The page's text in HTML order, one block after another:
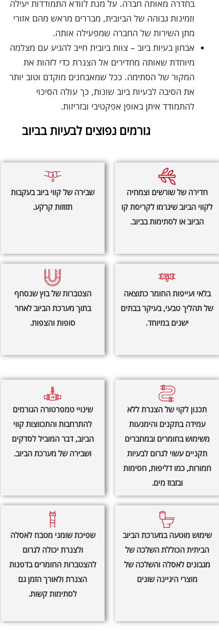
בחדרה מאותה חברה. על מנת לוודא התמודדות יעילה
וזמינות גבוהה של הביובית, מבררים מראש מהם אזורי
מתן השירות של החברה שמפעילה אותה.
אבחון בעיות ביוב – צוות ביובית חייב להגיע עם מצלמה
מיוחדת שאותה מחדירים אל הצנרת כדי לזהות את
המקור של הסתימה. ככל שמאבחנים מוקדם וטוב יותר
את הסיבה לבעיות ביוב שונות, כך עולה הסיכוי
להתמודד איתן באופן אפקטיבי ובזריזות.
גורמים נפוצים לבעיות בביוב
חדירה של שורשים וצמחיה
לקווי הביוב שיגרמו לקריסת קו
הביוב או לסתימות בביוב.
שבירה של קווי ביוב בעקבות
תזוזות קרקע.
בלאי ועייפות החומר כתוצאה
של תהליך טבעי, בעיקר בבתים
ישנים במיוחד.
הצטברות של בוץ שנסחף
בתוך מערכת הביוב לאחר
סופות והצפות.
תכנון לקוי של הצנרת ללא
עמידה בתקנים והימנעות
משימוש בחומרים ובמחברים
תקניים עשוי לגרום לבעיות
חמורות, כמו דליפות, חסימות
ובזבוז מים.
שינויי טמפרטורה הגורמים
להתרחבות והתכווצות קווי
הביוב, דבר המוביל לסדקים
ושבירה של מערכת הביוב.
שימוש מוטעה במערכת הביוב
הביתית הכוללת השלכה של
מגבונים לאסלה והשלכה של
מוצרי היגיינה שונים
שפיכת שומני מטבח לאסלה
ולצנרת יכולה לגרום
להצטברות החומרים בדפנות
הצנרת ולאורך הזמן גם
לסתימות קשות.